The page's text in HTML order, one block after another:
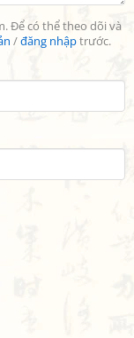
Để có thể theo dõi và
/đăng nhậptrước.